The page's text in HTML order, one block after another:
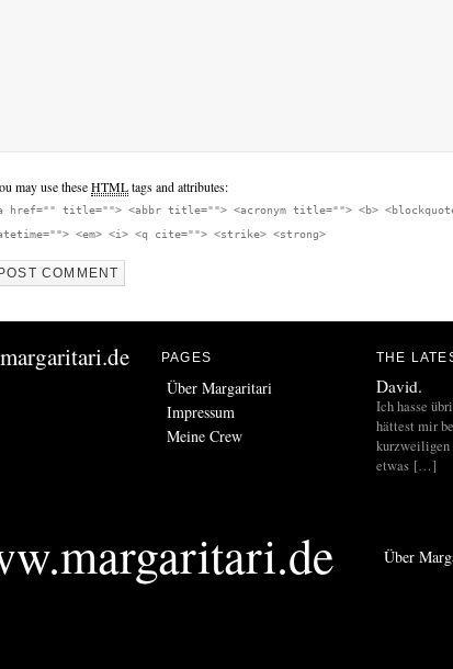
may use theseHTMLtags and attributes:
href="" title=""> <abbr title=""> <acronym title=""> <b>
<em> <i> <q cite=""> <strike> <strong>
PAGES
Über Margaritari
Impressum
Meine Crew
THE
David.
Ich hasse
hättest mir
kurzweiligen
etwas […]
Über